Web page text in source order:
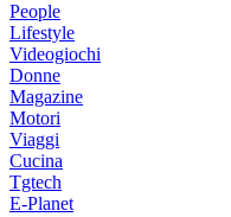
People
Lifestyle
Videogiochi
Donne
Magazine
Motori
Viaggi
Cucina
Tgtech
E-Planet